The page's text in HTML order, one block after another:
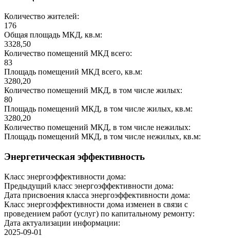
Количество жителей:
176
Общая площадь МКД, кв.м:
3328,50
Количество помещений МКД всего:
83
Площадь помещений МКД всего, кв.м:
3280,20
Количество помещений МКД, в том числе жилых:
80
Площадь помещений МКД, в том числе жилых, кв.м:
3280,20
Количество помещений МКД, в том числе нежилых:
Площадь помещений МКД, в том числе нежилых, кв.м:
Энергетическая эффективность
Класс энергоэффективности дома:
Предыдущий класс энергоэффективности дома:
Дата присвоения класса энергоэффективности дома:
Класс энергоэффективности дома изменен в связи с
проведением работ (услуг) по капитальному ремонту:
Дата актуализации информации:
2025-09-01